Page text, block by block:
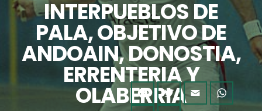
INTERPUEBLOS DE
PALA, OBJETIVO DE
ANDOAIN, DONOSTIA,
ERRENTERIA Y
OLABERRIA